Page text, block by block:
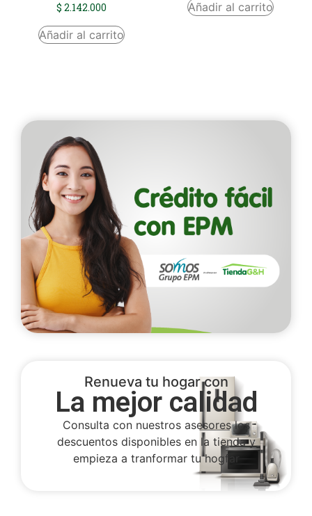
$ 2.142.000
Añadir al carrito
Añadir al carrito
Renueva tu hogar con
La mejor calidad
Consulta con nuestros asesores los
descuentos disponibles en la tienda y
empieza a tranformar tu hogfar